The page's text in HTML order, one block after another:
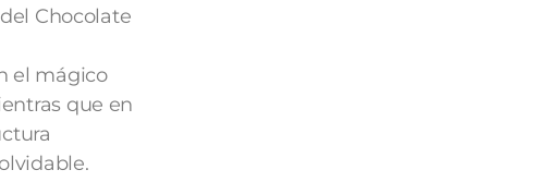
Chocolate
el mágico
que en